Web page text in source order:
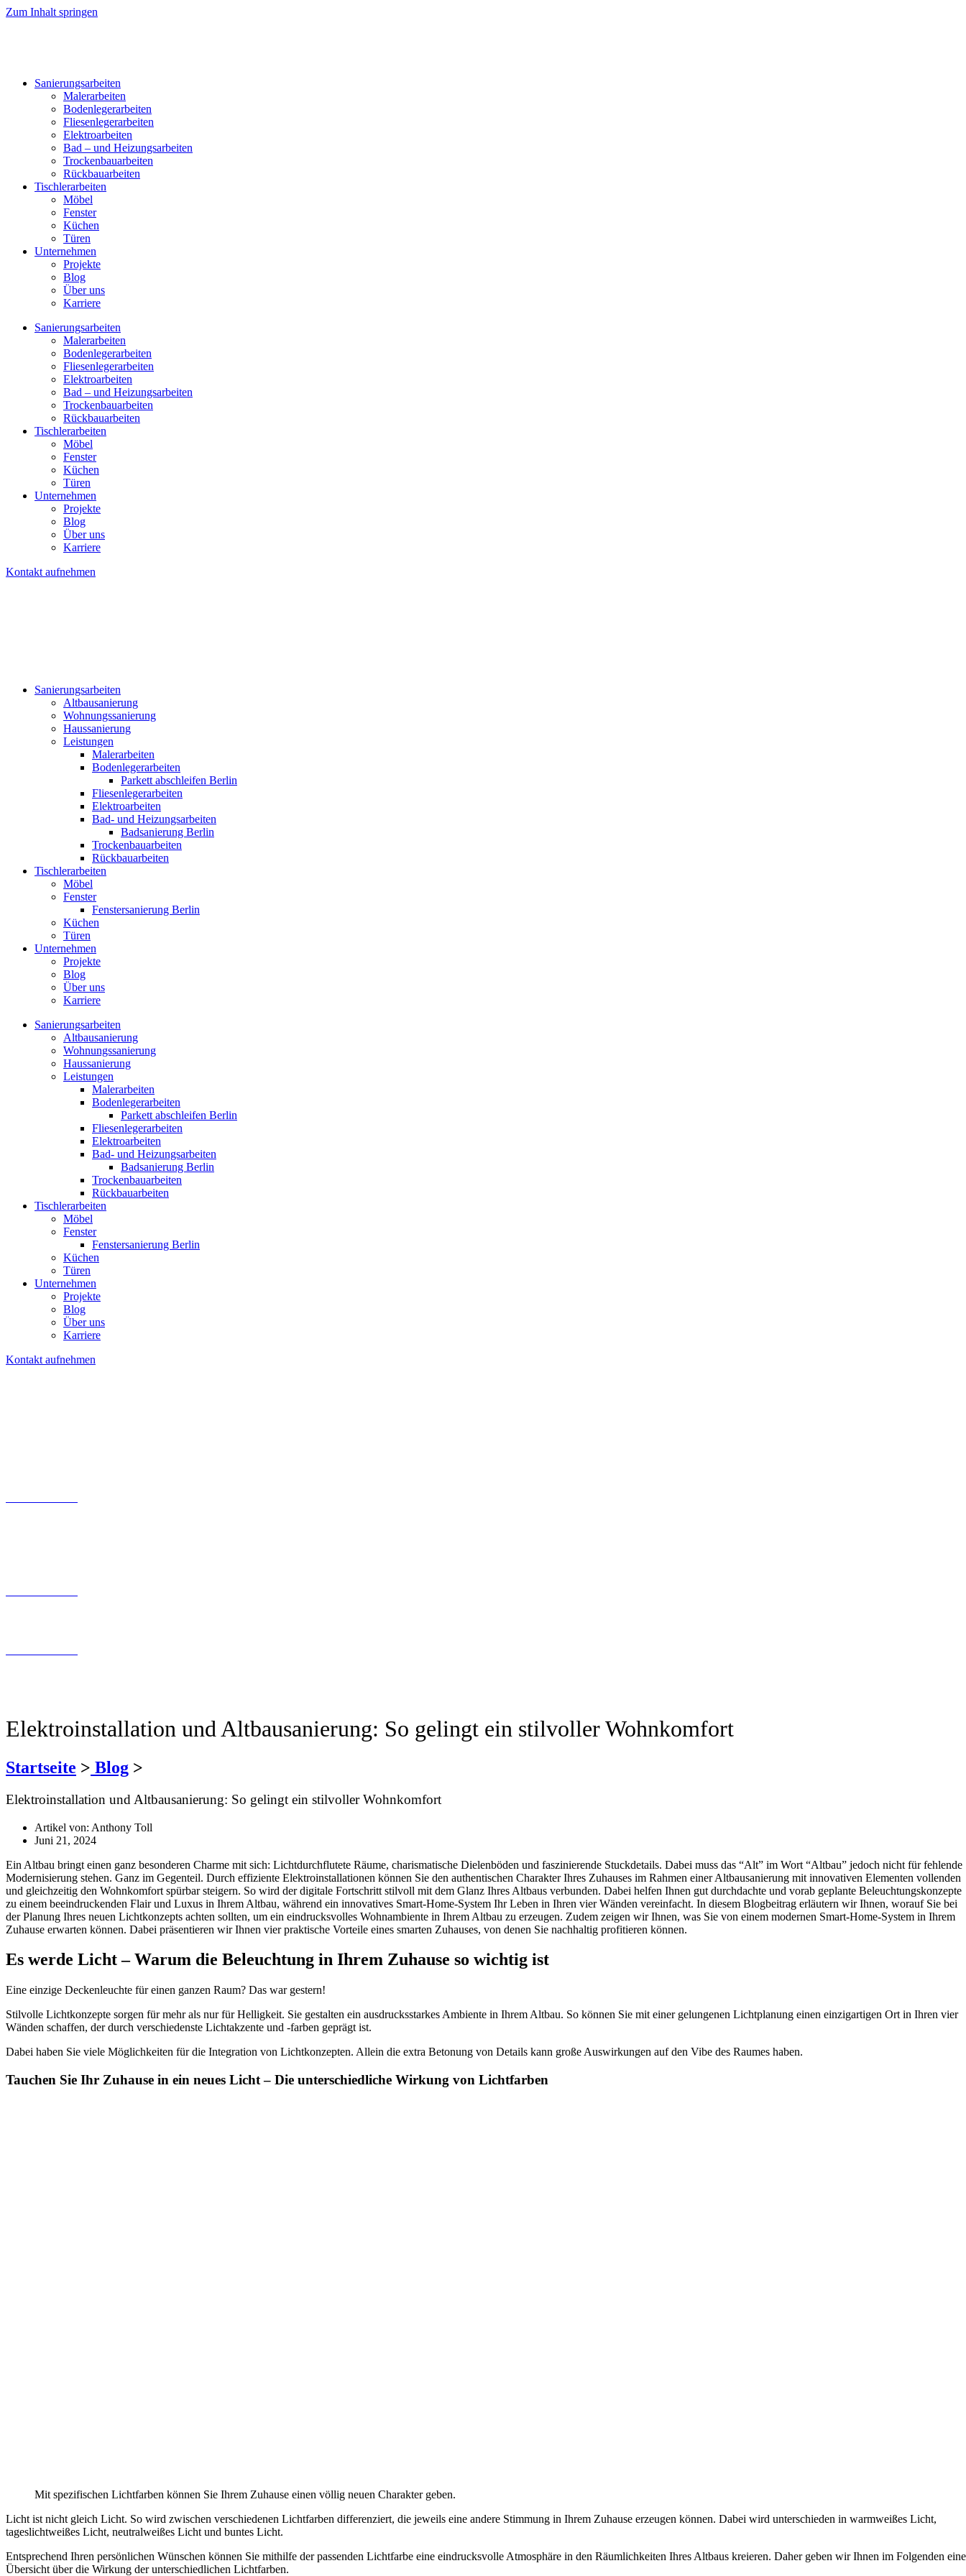
Zum Inhalt springen
Sanierungsarbeiten
Malerarbeiten
Bodenlegerarbeiten
Fliesenlegerarbeiten
Elektroarbeiten
Bad – und Heizungsarbeiten
Trockenbauarbeiten
Rückbauarbeiten
Tischlerarbeiten
Möbel
Fenster
Küchen
Türen
Unternehmen
Projekte
Blog
Über uns
Karriere
Sanierungsarbeiten
Malerarbeiten
Bodenlegerarbeiten
Fliesenlegerarbeiten
Elektroarbeiten
Bad – und Heizungsarbeiten
Trockenbauarbeiten
Rückbauarbeiten
Tischlerarbeiten
Möbel
Fenster
Küchen
Türen
Unternehmen
Projekte
Blog
Über uns
Karriere
Kontakt aufnehmen
Sanierungsarbeiten
Altbausanierung
Wohnungssanierung
Haussanierung
Leistungen
Malerarbeiten
Bodenlegerarbeiten
Parkett abschleifen Berlin
Fliesenlegerarbeiten
Elektroarbeiten
Bad- und Heizungsarbeiten
Badsanierung Berlin
Trockenbauarbeiten
Rückbauarbeiten
Tischlerarbeiten
Möbel
Fenster
Fenstersanierung Berlin
Küchen
Türen
Unternehmen
Projekte
Blog
Über uns
Karriere
Sanierungsarbeiten
Altbausanierung
Wohnungssanierung
Haussanierung
Leistungen
Malerarbeiten
Bodenlegerarbeiten
Parkett abschleifen Berlin
Fliesenlegerarbeiten
Elektroarbeiten
Bad- und Heizungsarbeiten
Badsanierung Berlin
Trockenbauarbeiten
Rückbauarbeiten
Tischlerarbeiten
Möbel
Fenster
Fenstersanierung Berlin
Küchen
Türen
Unternehmen
Projekte
Blog
Über uns
Karriere
Kontakt aufnehmen
Elektroinstallation und Altbausanierung: So gelingt ein stilvoller Wohnkomfort
Startseite > Blog >
Elektroinstallation und Altbausanierung: So gelingt ein stilvoller Wohnkomfort
Artikel von: Anthony Toll
Juni 21, 2024
Ein Altbau bringt einen ganz besonderen Charme mit sich: Lichtdurchflutete Räume, charismatische Dielenböden und faszinierende Stuckdetails. Dabei muss das “Alt” im Wort “Altbau” jedoch nicht für fehlende
Modernisierung stehen. Ganz im Gegenteil. Durch effiziente Elektroinstallationen können Sie den authentischen Charakter Ihres Zuhauses im Rahmen einer Altbausanierung mit innovativen Elementen vollenden
und gleichzeitig den Wohnkomfort spürbar steigern. So wird der digitale Fortschritt stilvoll mit dem Glanz Ihres Altbaus verbunden. Dabei helfen Ihnen gut durchdachte und vorab geplante Beleuchtungskonzepte
zu einem beeindruckenden Flair und Luxus in Ihrem Altbau, während ein innovatives Smart-Home-System Ihr Leben in Ihren vier Wänden vereinfacht. In diesem Blogbeitrag erläutern wir Ihnen, worauf Sie bei
der Planung Ihres neuen Lichtkonzepts achten sollten, um ein eindrucksvolles Wohnambiente in Ihrem Altbau zu erzeugen. Zudem zeigen wir Ihnen, was Sie von einem modernen Smart-Home-System in Ihrem
Zuhause erwarten können. Dabei präsentieren wir Ihnen vier praktische Vorteile eines smarten Zuhauses, von denen Sie nachhaltig profitieren können.
Es werde Licht – Warum die Beleuchtung in Ihrem Zuhause so wichtig ist
Eine einzige Deckenleuchte für einen ganzen Raum? Das war gestern!
Stilvolle Lichtkonzepte sorgen für mehr als nur für Helligkeit. Sie gestalten ein ausdrucksstarkes Ambiente in Ihrem Altbau. So können Sie mit einer gelungenen Lichtplanung einen einzigartigen Ort in Ihren vier
Wänden schaffen, der durch verschiedenste Lichtakzente und -farben geprägt ist.
Dabei haben Sie viele Möglichkeiten für die Integration von Lichtkonzepten. Allein die extra Betonung von Details kann große Auswirkungen auf den Vibe des Raumes haben.
Tauchen Sie Ihr Zuhause in ein neues Licht – Die unterschiedliche Wirkung von Lichtfarben
Mit spezifischen Lichtfarben können Sie Ihrem Zuhause einen völlig neuen Charakter geben.
Licht ist nicht gleich Licht. So wird zwischen verschiedenen Lichtfarben differenziert, die jeweils eine andere Stimmung in Ihrem Zuhause erzeugen können. Dabei wird unterschieden in warmweißes Licht,
tageslichtweißes Licht, neutralweißes Licht und buntes Licht.
Entsprechend Ihren persönlichen Wünschen können Sie mithilfe der passenden Lichtfarbe eine eindrucksvolle Atmosphäre in den Räumlichkeiten Ihres Altbaus kreieren. Daher geben wir Ihnen im Folgenden eine
Übersicht über die Wirkung der unterschiedlichen Lichtfarben.